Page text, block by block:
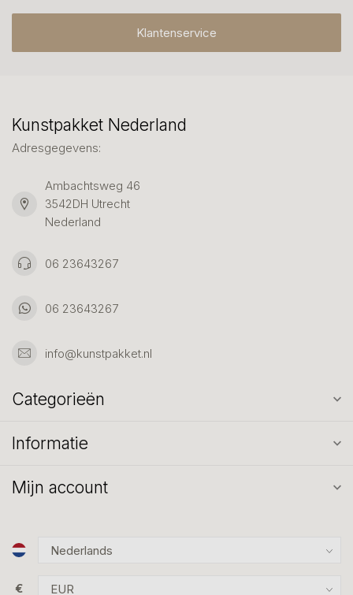
Klantenservice
Kunstpakket Nederland
Adresgegevens:
Ambachtsweg 46
3542DH Utrecht
Nederland
06 23643267
06 23643267
info@kunstpakket.nl
Categorieën
Informatie
Mijn account
€